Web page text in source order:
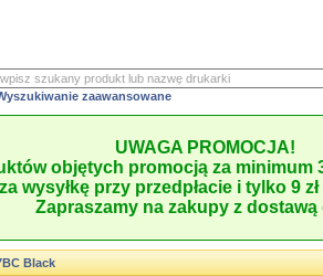
zaawansowane
UWAGA PROMOCJA!
objętych promocją za minimum
za wysyłkę przy przedpłacie i tylko 9
Zapraszamy na zakupy z dostawą
Black